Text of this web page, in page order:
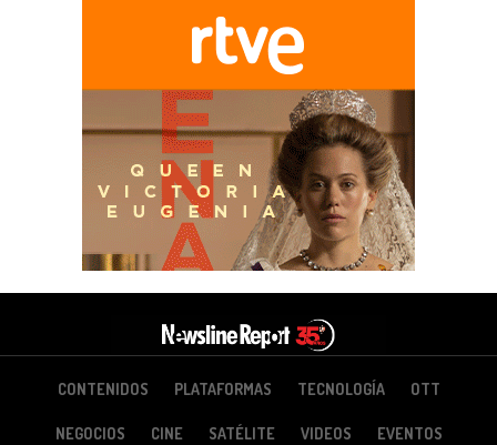
CONTENIDOS PLATAFORMAS TECNOLOGÍA OTT
NEGOCIOS CINE SATÉLITE VIDEOS EVENTOS